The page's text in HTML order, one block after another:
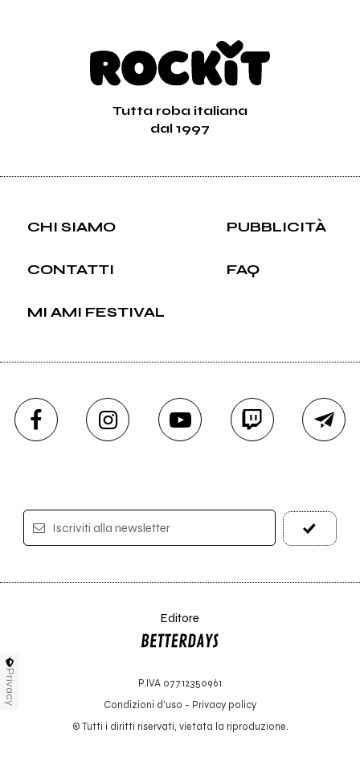
Tutta roba italiana
dal 1997
CHI SIAMO PUBBLICITÀ
CONTATTI FAQ
MI AMI FESTIVAL
Iscriviti alla newsletter
Editore
P.IVA 07712350961
Condizioni d'uso - Privacy policy
© Tutti i diritti riservati, vietata la riproduzione.
Privacy